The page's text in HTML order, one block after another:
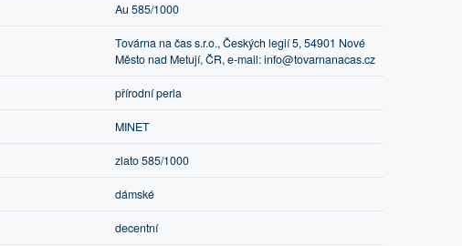
Au 585/1000
Továrna na čas s.r.o., Českých legií 5, 54901 Nové
Město nad Metují, ČR, e-mail: info@tovarnanacas.cz
přírodní perla
MINET
zlato 585/1000
dámské
decentní